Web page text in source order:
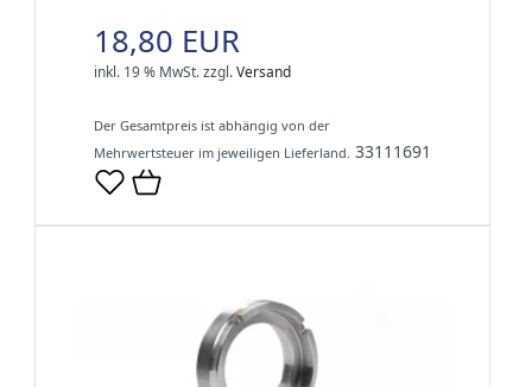
18,80 EUR
inkl. 19 % MwSt.zzgl.Versand
Der Gesamtpreis ist abhängig von der
Mehrwertsteuer im jeweiligen Lieferland. 33111691